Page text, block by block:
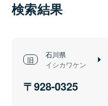
検索結果
石川県
イシカワケン
928-0325